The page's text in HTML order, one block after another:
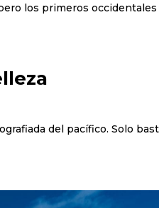
los primeros
del pacífico. Solo